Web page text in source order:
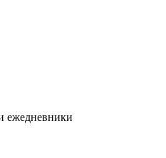
ежедневники